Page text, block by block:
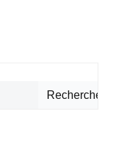
Rechercher